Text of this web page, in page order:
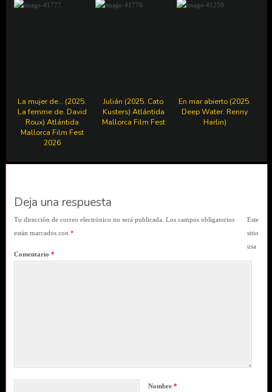
La mujer de… (2025.
La femme de. David
Roux) Atlántida
Mallorca Film Fest
2026
Julián (2025. Cato
Kusters) Atlántida
Mallorca Film Fest
En mar abierto (2025.
Deep Water. Renny
Harlin)
Deja una respuesta
Tu dirección de correo electrónico no será publicada. Los campos obligatorios
están marcados con *
Comentario *
Nombre *
Este
sitio
usa